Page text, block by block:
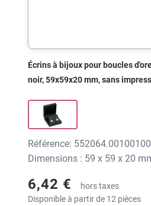
Écrins à bijoux pour boucles
noir, 59x59x20 mm, sans
Référence: 552064.00100100
Dimensions : 59 x 59 x 20
6,42 €
hors taxes
Disponible à partir de 12 pièces